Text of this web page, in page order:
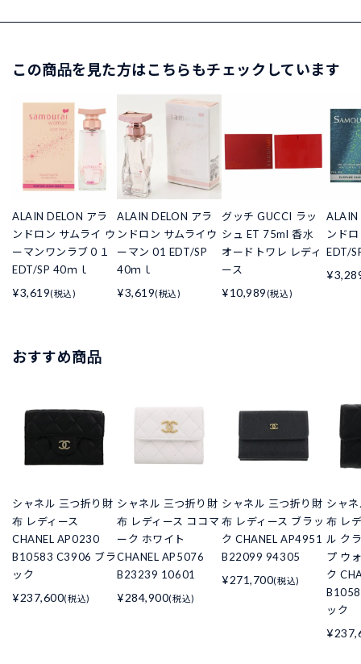
この商品を見た方はこちらもチェックしています
ALAIN DELON アラ
ンドロン サムライ ウ
ーマンワンラブ０１
EDT/SP 40ｍｌ
¥3,619(税込)
ALAIN DELON アラ
ンドロン サムライウ
ーマン 01 EDT/SP
40ｍｌ
¥3,619(税込)
グッチ GUCCI ラッ
シュ ET 75ml 香水
オードトワレ レディ
ース
¥10,989 (税込)
ALAIN
ンド
EDT/
おすすめ商品
シャネル 三つ折り財
布 レディース
CHANEL AP0230
B10583 C3906 ブラ
ック
¥237,600(税込)
シャネル 三つ折り財
布 レディース ココマ
ーク ホワイト
CHANEL AP5076
B23239 10601
¥284,900(税込)
シャネル 三つ折り財
布 レディース ブラッ
ク CHANEL AP4951
B22099 94305
¥271,700(税込)
シャ
布 レ
ル ク
プ ウ
ク
ック